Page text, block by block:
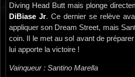
Diving Head Butt mais plonge
DiBiase Jr. Ce dernier se relève
appliquer son Dream Street, mais
coin. Il le met au sol avant de
lui apporte la victoire !
Vainqueur : Santino Marella